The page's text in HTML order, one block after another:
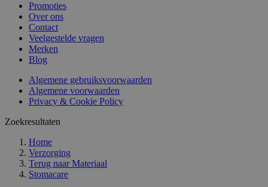
Promoties
Over ons
Contact
Veelgestelde vragen
Merken
Blog
Algemene gebruiksvoorwaarden
Algemene voorwaarden
Privacy & Cookie Policy
Zoekresultaten
Home
Verzorging
Terug naar Materiaal
Stomacare